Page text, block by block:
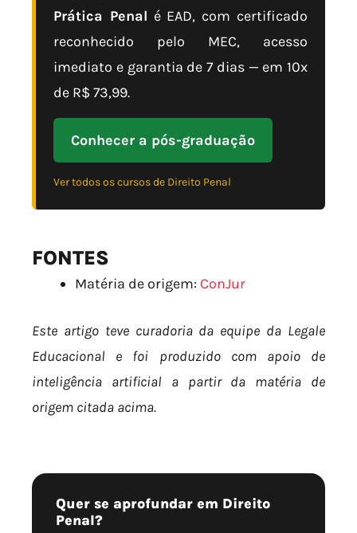
Prática Penal é EAD, com certificado
reconhecido pelo MEC, acesso
imediato e garantia de 7 dias — em 10x
de R$ 73,99.
Conhecer a pós-graduação
Ver todos os cursos de Direito Penal
FONTES
Matéria de origem: ConJur
Este artigo teve curadoria da equipe da Legale
Educacional e foi produzido com apoio de
inteligência artificial a partir da matéria de
origem citada acima.
Quer se aprofundar em Direito
Penal?